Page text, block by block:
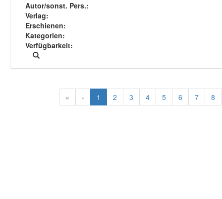
Autor/sonst. Pers.
Verlag
Erschienen
Kategorien
Verfügbarkeit
« ‹ 1 2 3 4 5 6 7 8